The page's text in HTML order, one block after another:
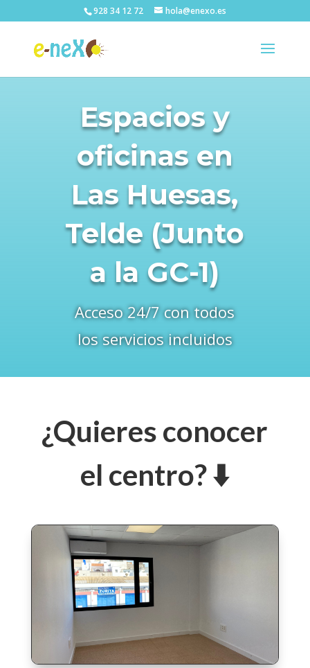
928 34 12 72 hola@enexo.es
Espacios y
oficinas en
Las Huesas,
Telde (Junto
a la GC-1)
Acceso 24/7 con todos
los servicios incluidos
¿Quieres conocer
el centro? ⬇️